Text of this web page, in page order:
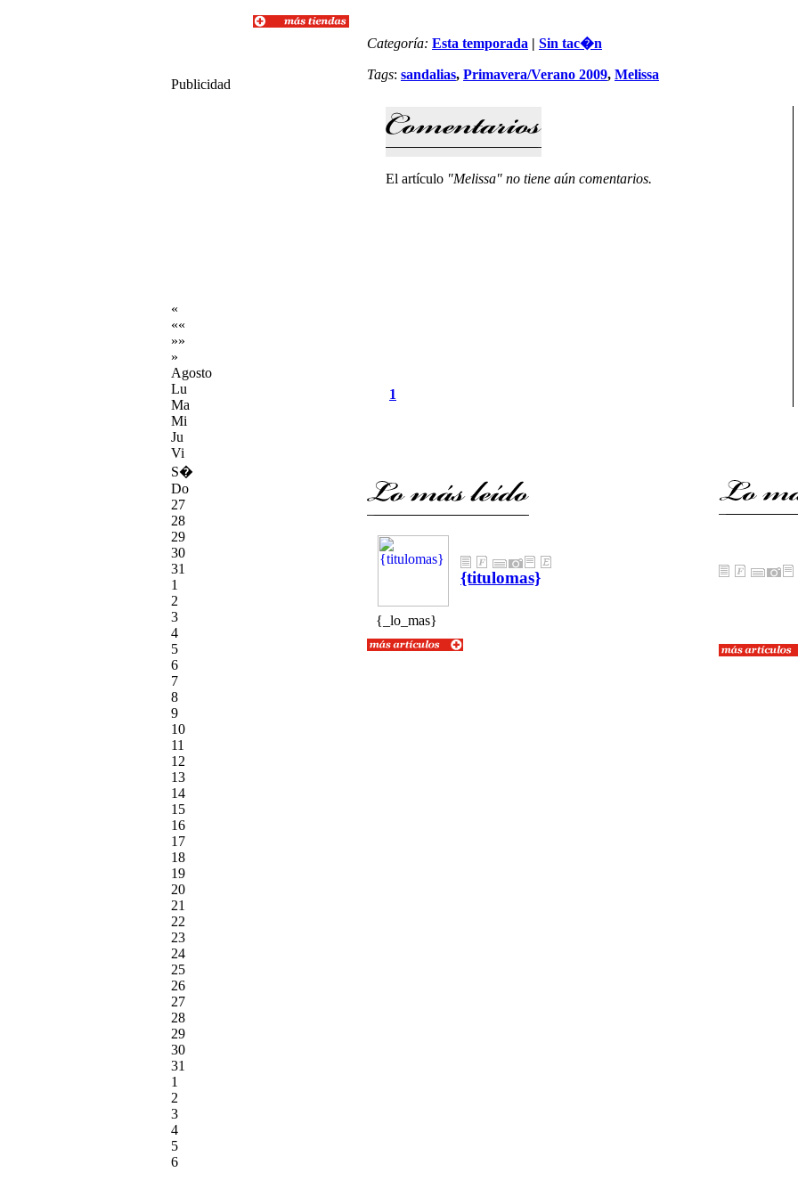
Publicidad
«
««
»»
»
Agosto
Lu
Ma
Mi
Ju
Vi
S�
Do
27
28
29
30
31
1
2
3
4
5
6
7
8
9
10
11
12
13
14
15
16
17
18
19
20
21
22
23
24
25
26
27
28
29
30
31
1
2
3
4
5
6
Categoría: Esta temporada | Sin tac�n
Tags: sandalias, Primavera/Verano 2009, Melissa
El artículo "Melissa" no tiene aún comentarios.
1
{titulomas}
{_lo_mas}